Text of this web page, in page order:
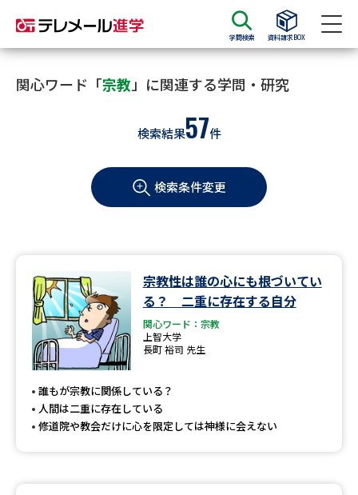
学問検索 資料請求BOX
資料請求 資料検索
大学・短大の資料種類から請求
学部・学科パンフ
過去問題集
大学・短大以外の資料から請求
専門学校の資料請求 大学院の資料請求
留学・進学関連、塾・予備校
関心ワード「宗教 」に関連する学問・研究
検索結果57件
検索条件変更
宗教性は誰の心にも根づいてい
る？ 二重に存在する自分
関心ワード：宗教
上智大学
長町 裕司 先生
誰もが宗教に関係している？
人間は二重に存在している
修道院や教会だけに心を限定しては神様に会えない